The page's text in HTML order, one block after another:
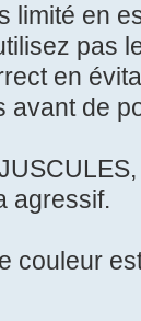
limité en
pas
en
avant de
agressif.
couleur